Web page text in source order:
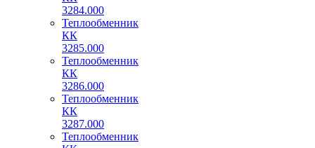
3284.000
Теплообменник
КК
3285.000
Теплообменник
КК
3286.000
Теплообменник
КК
3287.000
Теплообменник